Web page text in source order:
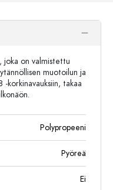
joka on valmistettu
muotoilun ja
korkinavauksiin, takaa
Polypropeeni
Pyöreä
Ei